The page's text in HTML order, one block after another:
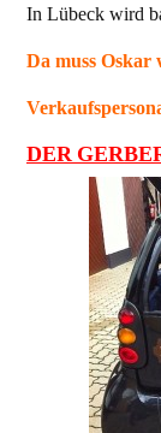
In Lübeck wird
Da muss Oskar
DER